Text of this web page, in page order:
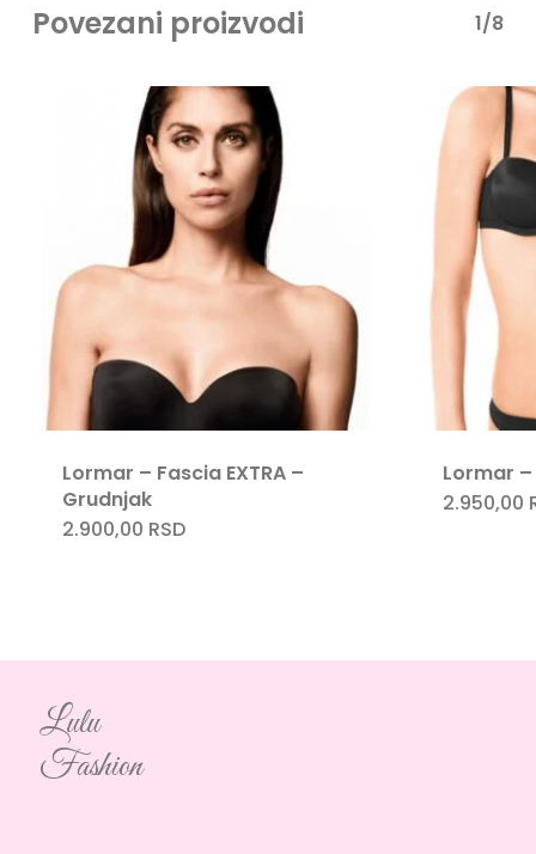
Povezani proizvodi 1/8
Lormar – Fascia EXTRA –
Grudnjak
2.900,00 RSD
Lormar
2.950,00
Lulu
Fashion